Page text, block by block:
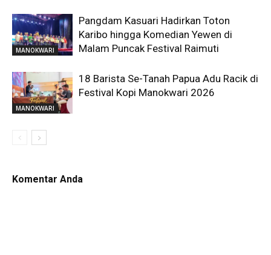
MANOKWARI
Pangdam Kasuari Hadirkan Toton
Karibo hingga Komedian Yewen di
Malam Puncak Festival Raimuti
MANOKWARI
18 Barista Se-Tanah Papua Adu Racik di
Festival Kopi Manokwari 2026
Komentar Anda